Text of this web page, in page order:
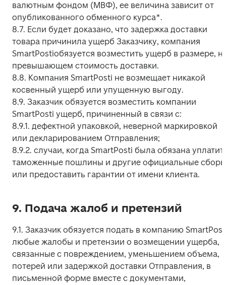
валютным фондом (МВФ), ее величина зависит от
опубликованного обменного курса*.
8.7. Если будет доказано, что задержка доставки
товара причинила ущерб Заказчику, компания
SmartPostiобязуется возместить ущерб в размере,
превышающем стоимость доставки.
8.8. Компания SmartPosti не возмещает никакой
косвенный ущерб или упущенную выгоду.
8.9. Заказчик обязуется возместить компании
SmartPosti ущерб, причиненный в связи с:
8.9.1. дефектной упаковкой, неверной маркировкой
или декларированием Отправления;
8.9.2. случаи, когда SmartPosti была обязана
таможенные пошлины и другие официальные сборы
или предоставить гарантии от имени клиента.
9. Подача жалоб и претензий
9.1. Заказчик обязуется подать в компанию
любые жалобы и претензии о возмещении ущерба,
связанные с повреждением, уменьшением объема,
потерей или задержкой доставки Отправления, в
письменной форме вместе с документами,